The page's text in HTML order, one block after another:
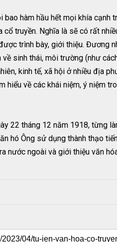
bao hàm hầu hết mọi khía
truyền. Nghĩa là sẽ có rất
trình bày, giới thiệu.
về sinh thái, môi trường (như
kinh tế, xã hội ở nhiều địa
về các khái niệm, ý niệm
22 tháng 12 năm 1918, từng
hó Ông sử dụng thành thạo
nước ngoài và giới thiệu văn